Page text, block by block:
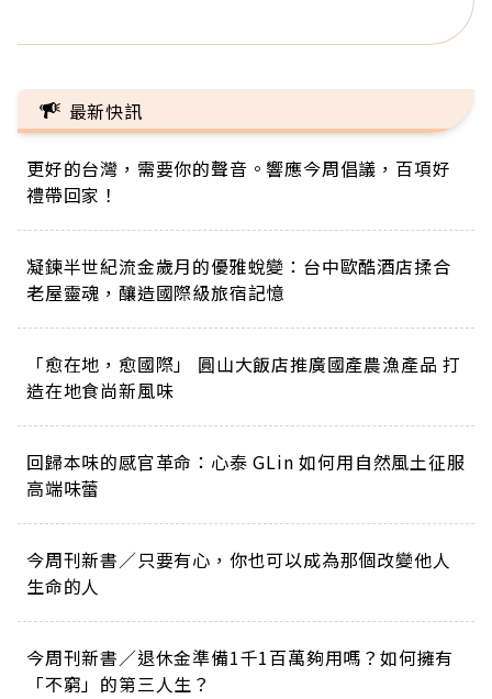
最新快訊
更好的台灣，需要你的聲音。響應今周倡議，百項好
禮帶回家！
凝鍊半世紀流金歲月的優雅蛻變：台中歐酷酒店揉合
老屋靈魂，釀造國際級旅宿記憶
「愈在地，愈國際」 圓山大飯店推廣國產農漁產品 打
造在地食尚新風味
回歸本味的感官革命：心泰 GLin 如何用自然風土征服
高端味蕾
今周刊新書／只要有心，你也可以成為那個改變他人
生命的人
今周刊新書／退休金準備1千1百萬夠用嗎？如何擁有
「不窮」的第三人生？